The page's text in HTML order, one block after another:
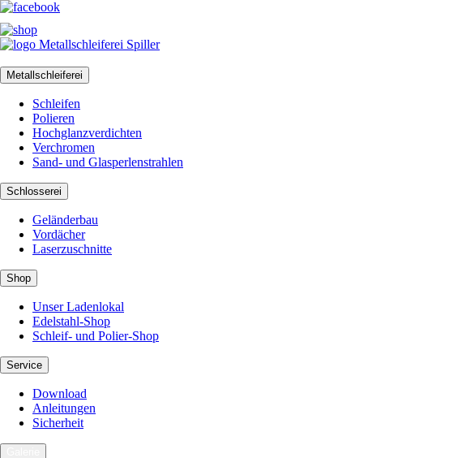
Metallschleiferei
Schleifen
Polieren
Hochglanzverdichten
Verchromen
Sand- und Glasperlenstrahlen
Schlosserei
Geländerbau
Vordächer
Laserzuschnitte
Shop
Unser Ladenlokal
Edelstahl-Shop
Schleif- und Polier-Shop
Service
Download
Anleitungen
Sicherheit